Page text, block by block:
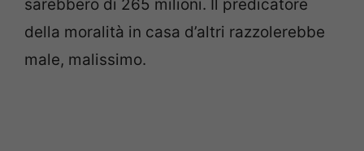
sarebbero di 265 milioni. Il predicatore
della moralità in casa d’altri razzolerebbe
male, malissimo.